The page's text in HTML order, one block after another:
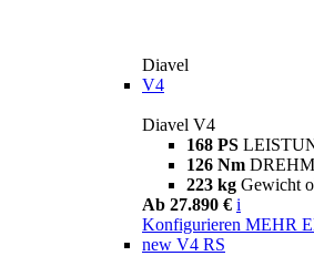
Diavel
V4
Diavel V4
168 PS
126 Nm
223 kg Gewicht
Ab 27.890 € i
Konfigurieren MEHR
new V4 RS